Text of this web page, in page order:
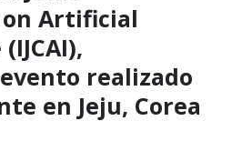
Artificial
realizado
en Jeju, Corea